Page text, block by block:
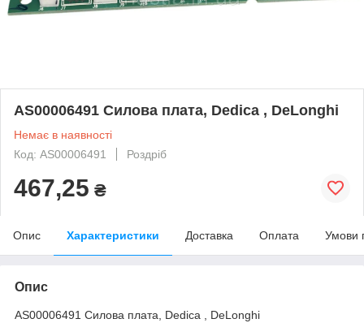
AS00006491 Силова плата, Dedica , DeLonghi
Немає в наявності
Код: AS00006491
Роздріб
467,25 ₴
Опис Характеристики Доставка Оплата Умови
Опис
AS00006491 Силова плата, Dedica , DeLonghi